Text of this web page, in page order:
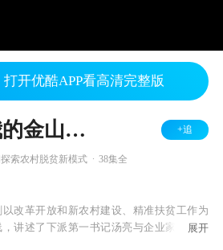
开优酷APP看高清完整版
我的金山银山 +追
索农村脱贫新模式 38集全
以改革开放和新农村建设、精准扶贫工作为
，讲述了下派第一书记汤亮与企业家汤小君
展开